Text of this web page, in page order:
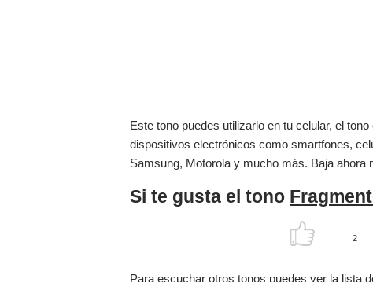
Este tono puedes utilizarlo en tu celular, el
dispositivos electrónicos como smartfones,
Samsung, Motorola y mucho más. Baja ahora
Si te gusta el tono
2
Para escuchar otros tonos puedes ver la lista